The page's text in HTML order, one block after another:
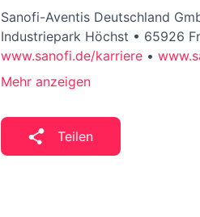
Sanofi-Aventis Deutschland
Industriepark Höchst • 65926
www.sanofi.de/karriere •
Mehr anzeigen
Teilen